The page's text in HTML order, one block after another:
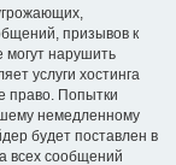
призывов к
могут нарушить
услуги хостинга
право. Попытки
немедленному
будет поставлен в
всех сообщений